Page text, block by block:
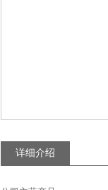
详细介绍